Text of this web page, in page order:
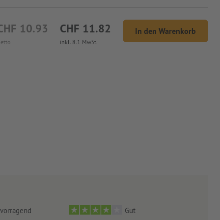
10.93
inkl. 8.1 MwSt.
CHF 11.82 In den Warenkorb
Gut